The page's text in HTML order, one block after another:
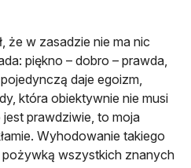
że w zasadzie nie ma nic
piękno – dobro – prawda,
daje egoizm,
która obiektywnie nie musi
prawdziwie, to moja
Wyhodowanie takiego
wszystkich znanych